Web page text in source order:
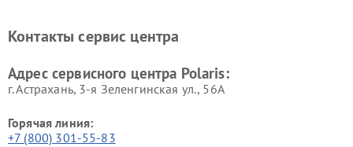
Контакты сервис центра
Адрес сервисного центра Polaris:
г. Астрахань, 3-я Зеленгинская ул., 56А
Горячая линия:
+7 (800) 301-55-83